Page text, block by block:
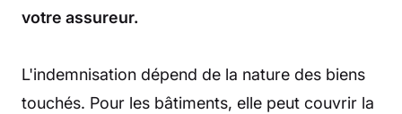
votre assureur.
L'indemnisation dépend de la nature des biens
touchés. Pour les bâtiments, elle peut couvrir la